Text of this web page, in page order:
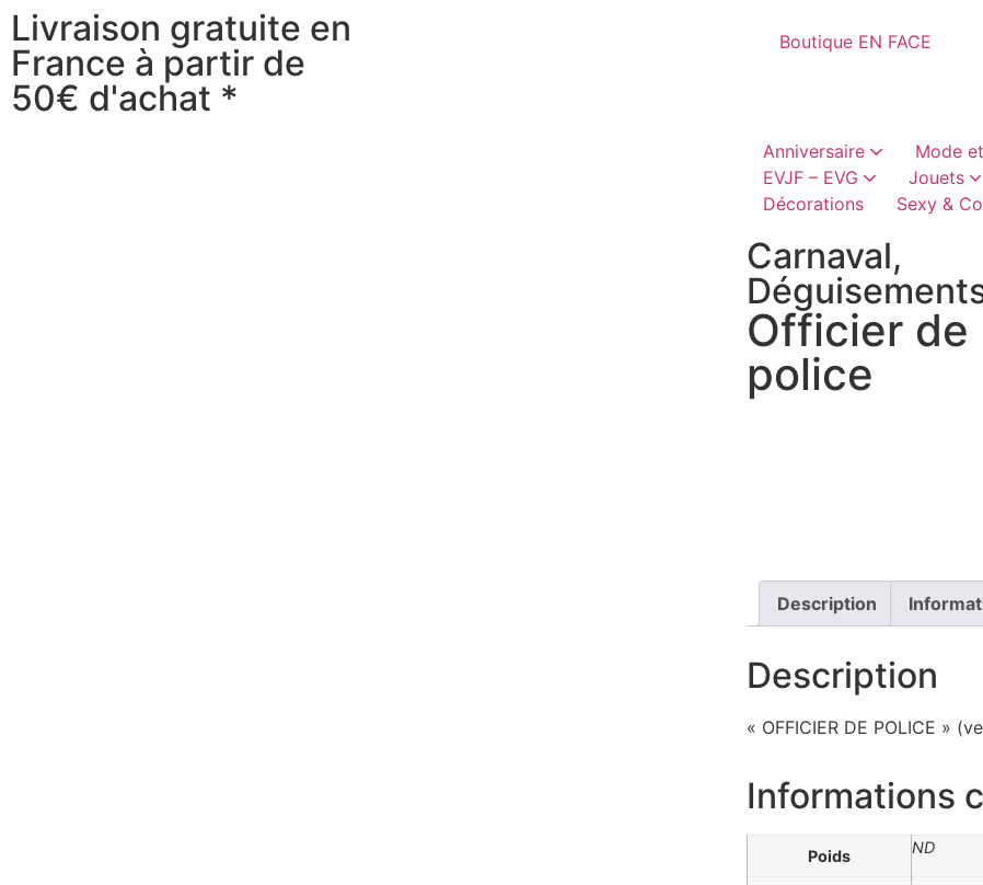
Livraison gratuite en
France à partir de
50€ d'achat *
Boutique EN FACE
Anniversaire Mode
EVJF – EVG Jouets
Décorations
Sexy &
Carnaval,
Officier de
police
Description
Description
« OFFICIER DE POLICE »
Informations
Poids ND